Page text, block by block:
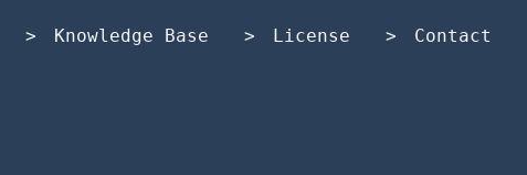
Knowledge Base License Contact